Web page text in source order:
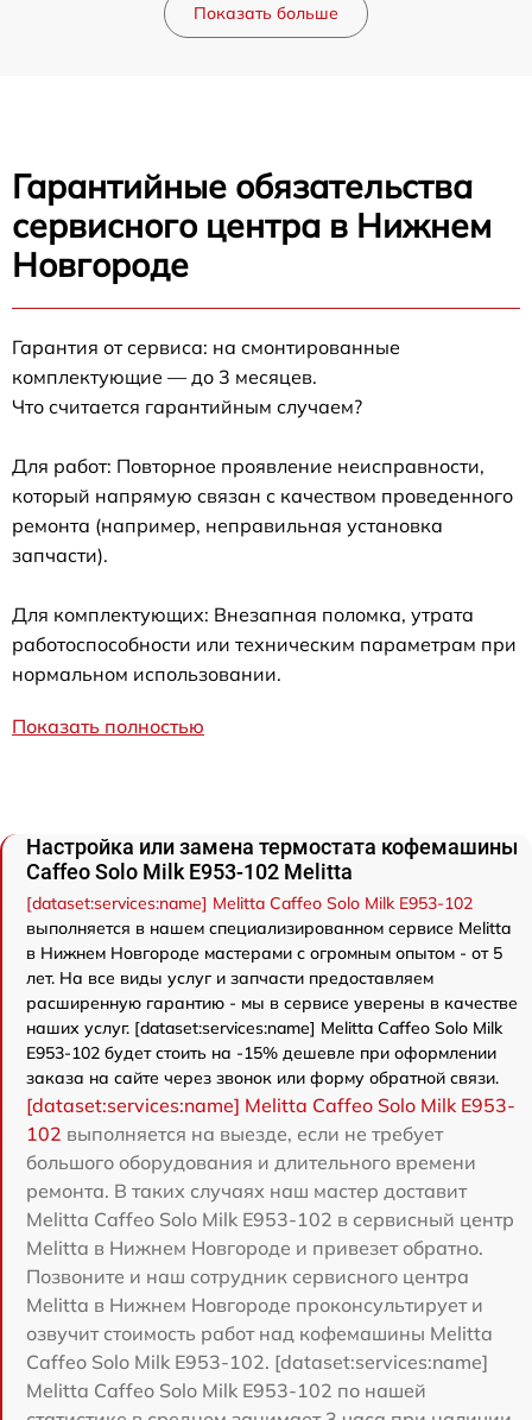
Показать больше
Гарантийные обязательства
сервисного центра в Нижнем
Новгороде
Гарантия от сервиса: на смонтированные
комплектующие — до 3 месяцев.
Что считается гарантийным случаем?
Для работ: Повторное проявление неисправности,
который напрямую связан с качеством проведенного
ремонта (например, неправильная установка
запчасти).
Для комплектующих: Внезапная поломка, утрата
работоспособности или техническим параметрам при
нормальном использовании.
Показать полностью
Настройка или замена термостата кофемашины
Caffeo Solo Milk E953-102 Melitta
[dataset:services:name] Melitta Caffeo Solo Milk E953-102
выполняется в нашем специализированном сервисе Melitta
в Нижнем Новгороде мастерами с огромным опытом - от 5
лет. На все виды услуг и запчасти предоставляем
расширенную гарантию - мы в сервисе уверены в качестве
наших услуг. [dataset:services:name] Melitta Caffeo Solo Milk
E953-102 будет стоить на -15% дешевле при оформлении
заказа на сайте через звонок или форму обратной связи.
[dataset:services:name] Melitta Caffeo Solo Milk E953-
102 выполняется на выезде, если не требует
большого оборудования и длительного времени
ремонта. В таких случаях наш мастер доставит
Melitta Caffeo Solo Milk E953-102 в сервисный центр
Melitta в Нижнем Новгороде и привезет обратно.
Позвоните и наш сотрудник сервисного центра
Melitta в Нижнем Новгороде проконсультирует и
озвучит стоимость работ над кофемашины Melitta
Caffeo Solo Milk E953-102. [dataset:services:name]
Melitta Caffeo Solo Milk E953-102 по нашей